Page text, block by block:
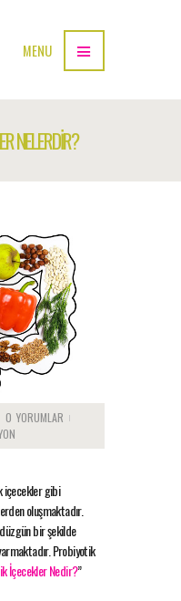
MENU
NELERDİR?
0 YORUMLAR
içecekler gibi
oluşmaktadır.
bir şekilde
Probiyotik
İçecekler Nedir?”